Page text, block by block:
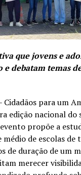
que jovens e
e debatam temas
Cidadãos para um
edição nacional do
propõe a
de escolas de
de duração de um
merecer